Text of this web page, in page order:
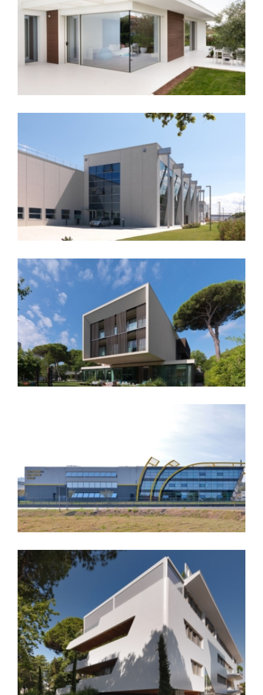
Villa privata – Santarcangelo
(RN)
Cepi Spa
MarePineta Resort
Top Automazioni Srl
Condominio Ceccarini 140